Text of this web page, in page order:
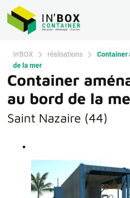
In'BOX chevron_right réalisations chevron_right
Container
de la mer
Container
au bord de la
Saint Nazaire (44)